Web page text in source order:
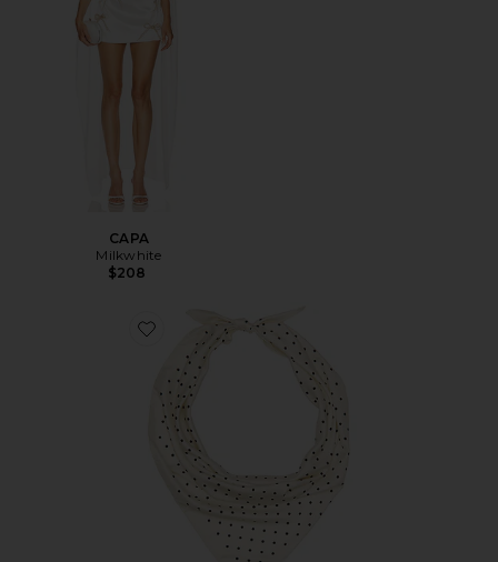
CAPA
Milkwhite
$208
Favorite PAÑUELO LOLA